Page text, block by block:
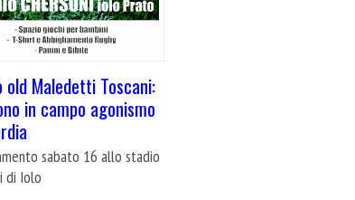
old Maledetti Toscani:
in campo agonismo
sabato 16 allo stadio
di Iolo